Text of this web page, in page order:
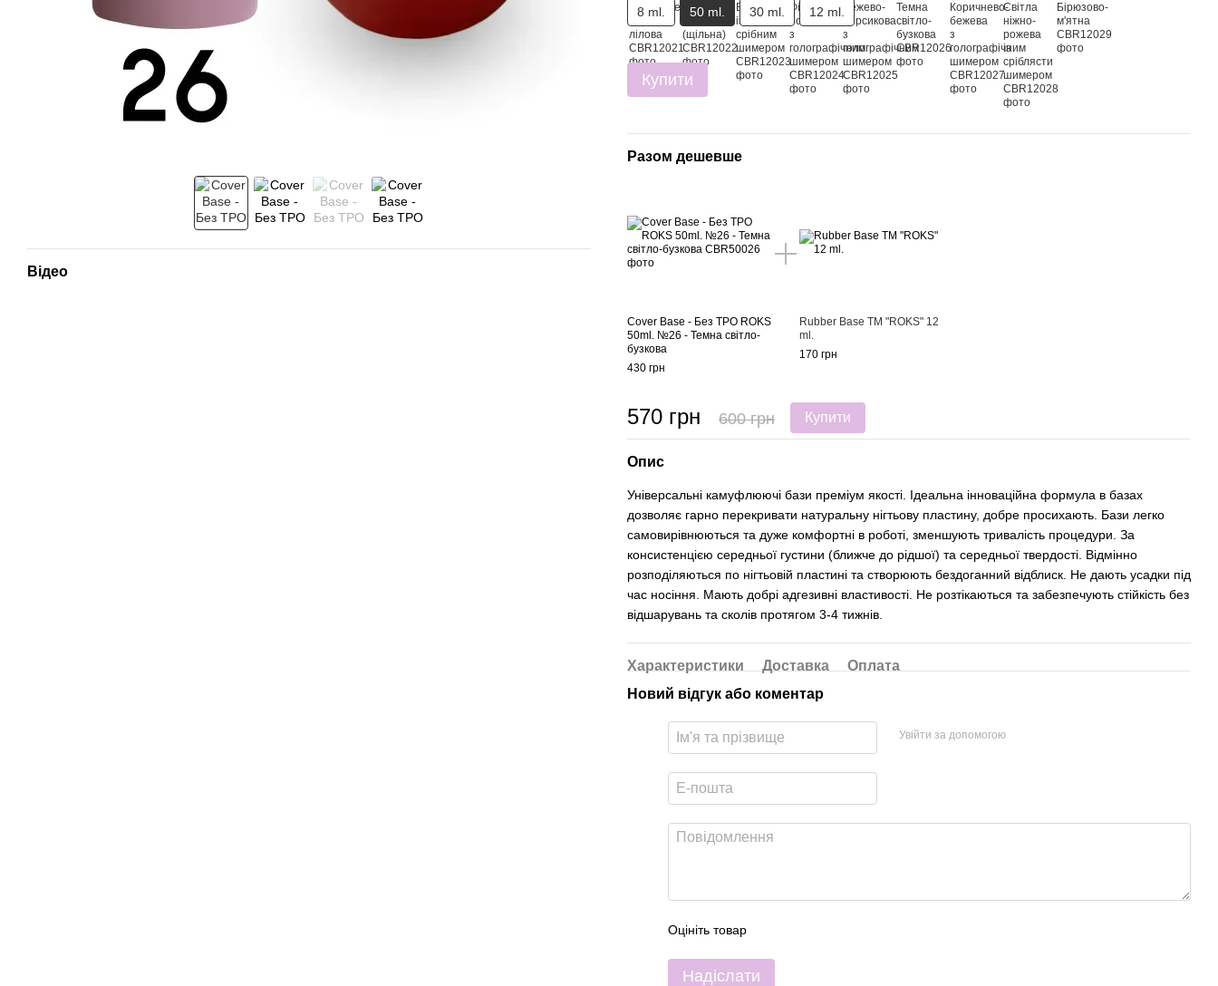
Відео
8 ml. 50 ml. 30 ml. 12 ml.
Купити
Разом дешевше
Cover Base - Без ТРО ROKS
50ml. №26 - Темна світло-
бузкова
430 грн
Rubber Base ТМ "ROKS" 12
ml.
170 грн
570 грн 600 грн Купити
Опис
Універсальні камуфлюючі бази преміум якості. Ідеальна інноваційна формула в базах
дозволяє гарно перекривати натуральну нігтьову пластину, добре просихають. Бази легко
самовирівнюються та дуже комфортні в роботі, зменшують тривалість процедури. За
консистенцією середньої густини (ближче до рідшої) та середньої твердості. Відмінно
розподіляються по нігтьовій пластині та створюють бездоганний відблиск. Не дають усадки під
час носіння. Мають добрі адгезивні властивості. Не розтікаються та забезпечують стійкість без
відшарувань та сколів протягом 3-4 тижнів.
Характеристики Доставка
Оплата
Новий відгук або коментар
Увійти за допомогою
Оцініть товар
Надіслати